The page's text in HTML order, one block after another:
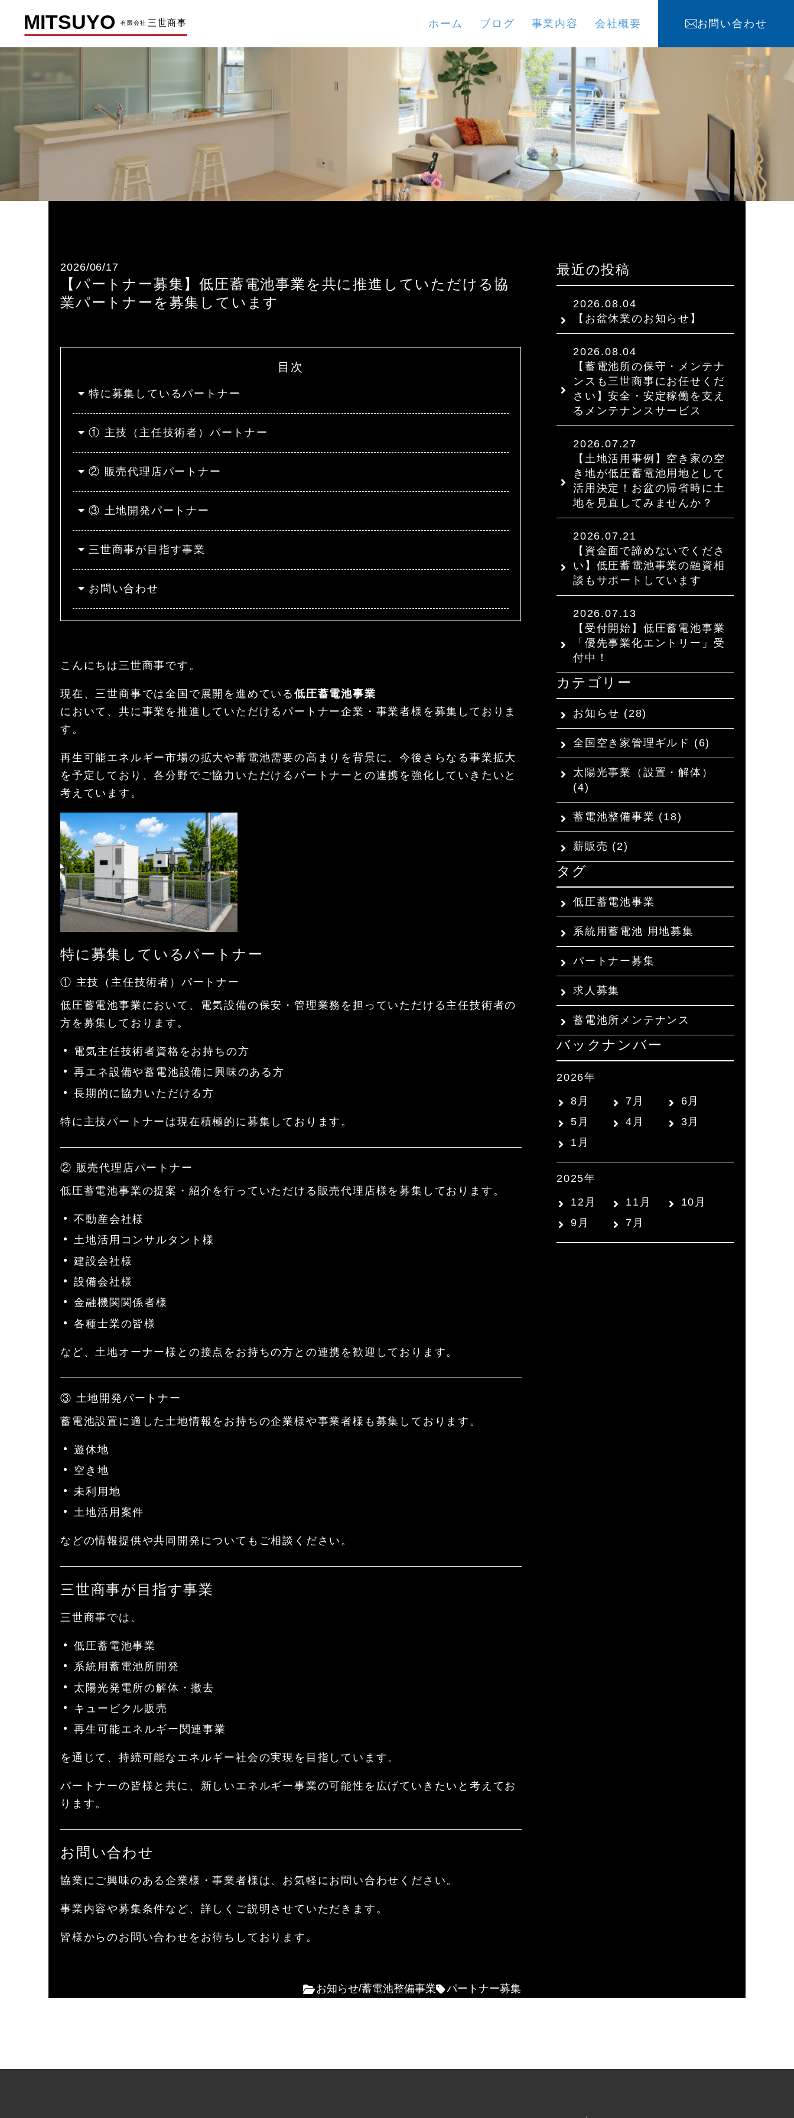
ホーム ブログ 事業内容 会社概要 お問い合わせ
2026/06/17
【パートナー募集】低圧蓄電池事業を共に推進していただける協
業パートナーを募集しています
目次
特に募集しているパートナー
① 主技（主任技術者）パートナー
② 販売代理店パートナー
③ 土地開発パートナー
三世商事が目指す事業
お問い合わせ
こんにちは三世商事です。
現在、三世商事では全国で展開を進めている 低圧蓄電池事業
において、共に事業を推進していただけるパートナー企業・事業者様を募集しておりま
す。
再生可能エネルギー市場の拡大や蓄電池需要の高まりを背景に、今後さらなる事業拡大
を予定しており、各分野でご協力いただけるパートナーとの連携を強化していきたいと
考えています。
特に募集しているパートナー
① 主技（主任技術者）パートナー
低圧蓄電池事業において、電気設備の保安・管理業務を担っていただける主任技術者の
方を募集しております。
電気主任技術者資格をお持ちの方
再エネ設備や蓄電池設備に興味のある方
長期的に協力いただける方
特に主技パートナーは現在積極的に募集しております。
② 販売代理店パートナー
低圧蓄電池事業の提案・紹介を行っていただける販売代理店様を募集しております。
不動産会社様
土地活用コンサルタント様
建設会社様
設備会社様
金融機関関係者様
各種士業の皆様
など、土地オーナー様との接点をお持ちの方との連携を歓迎しております。
③ 土地開発パートナー
蓄電池設置に適した土地情報をお持ちの企業様や事業者様も募集しております。
遊休地
空き地
未利用地
土地活用案件
などの情報提供や共同開発についてもご相談ください。
三世商事が目指す事業
三世商事では、
低圧蓄電池事業
系統用蓄電池所開発
太陽光発電所の解体・撤去
キュービクル販売
再生可能エネルギー関連事業
を通じて、持続可能なエネルギー社会の実現を目指しています。
パートナーの皆様と共に、新しいエネルギー事業の可能性を広げていきたいと考えてお
ります。
お問い合わせ
協業にご興味のある企業様・事業者様は、お気軽にお問い合わせください。
事業内容や募集条件など、詳しくご説明させていただきます。
皆様からのお問い合わせをお待ちしております。
お知らせ 蓄電池整備事業 パートナー募集
最近の投稿
2026.08.04
【お盆休業のお知らせ】
2026.08.04
【蓄電池所の保守・メンテナ
ンスも三世商事にお任せくだ
さい】安全・安定稼働を支え
るメンテナンスサービス
2026.07.27
【土地活用事例】空き家の空
き地が低圧蓄電池用地として
活用決定！お盆の帰省時に土
地を見直してみませんか？
2026.07.21
【資金面で諦めないでくださ
い】低圧蓄電池事業の融資相
談もサポートしています
2026.07.13
【受付開始】低圧蓄電池事業
「優先事業化エントリー」受
付中！
カテゴリー
お知らせ (28)
全国空き家管理ギルド (6)
太陽光事業（設置・解体）
(4)
蓄電池整備事業 (18)
薪販売 (2)
タグ
蓄電池所メンテナンス
求人募集
パートナー募集
系統用蓄電池 用地募集
低圧蓄電池事業
バックナンバー
2026年
8月
7月
6月
5月
4月
3月
1月
2025年
12月
11月
10月
9月
7月